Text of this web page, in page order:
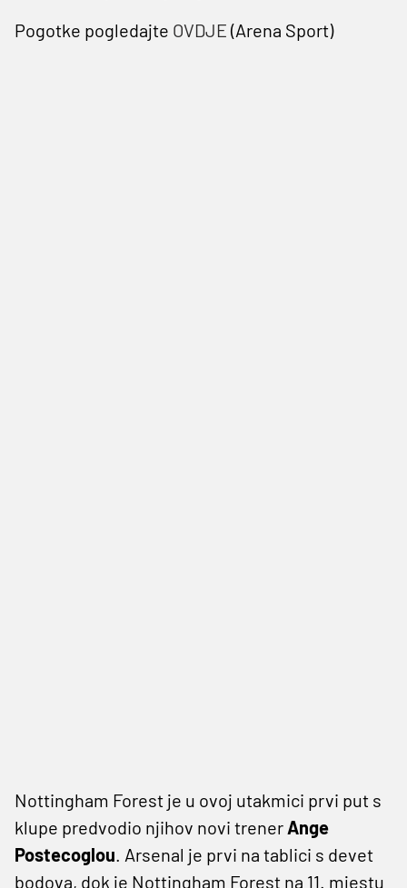
Pogotke pogledajte OVDJE (Arena Sport)
Nottingham Forest je u ovoj utakmici prvi put s
klupe predvodio njihov novi trener Ange
Postecoglou. Arsenal je prvi na tablici s devet
bodova, dok je Nottingham Forest na 11. mjestu